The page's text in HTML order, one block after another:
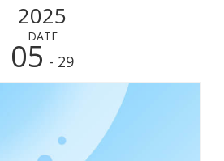
2025
DATE
05 - 29